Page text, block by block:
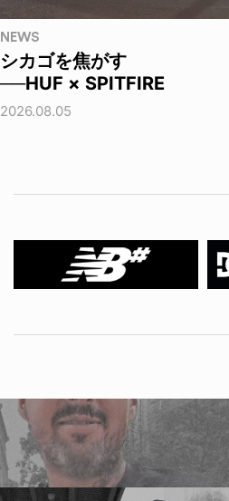
NEWS
シカゴを焦がす
──HUF × SPITFIRE
2026.08.05